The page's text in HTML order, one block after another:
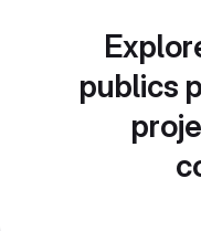
publics